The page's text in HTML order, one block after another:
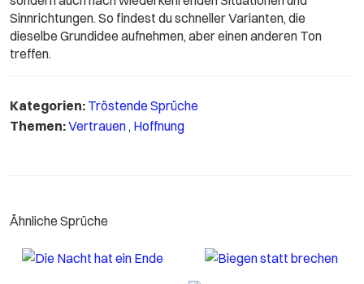
Sinnrichtungen. So findest du schneller Varianten, die
dieselbe Grundidee aufnehmen, aber einen anderen Ton
treffen.
Kategorien: Tröstende Sprüche
Themen:Vertrauen, Hoffnung
Ähnliche Sprüche